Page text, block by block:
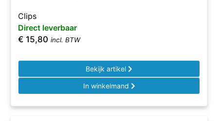
Clips
Direct leverbaar
€ 15,80 incl. BTW
Bekijk artikel
In winkelmand